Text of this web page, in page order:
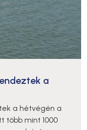
a
a hétvégén a
több mint 1000